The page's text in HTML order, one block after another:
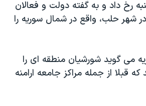
۲۰۲۴
رخ داد و به گفته دولت و فعالان
شهر حلب، واقع در شمال سوریه را
می گوید شورشیان منطقه ای را
که قبلا از جمله مراکز جامعه ارامنه